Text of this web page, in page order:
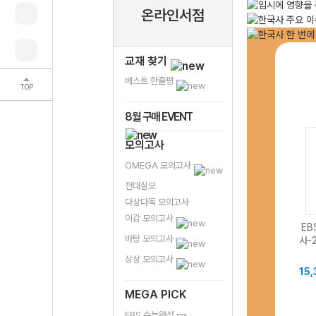
TOP
온라인서점
교재 찾기
베스트 한줄평
8월 구매 EVENT
모의고사
OMEGA 모의고사
전대실모
다상다독 모의고사
이감 모의고사
바탕 모의고사
상상 모의고사
MEGA PICK
사-